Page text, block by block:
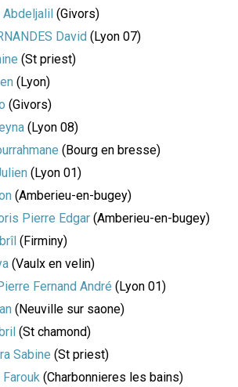
(Givors)
David (Lyon 07)
(St priest)
(Lyon)
(Givors)
(Lyon 08)
(Bourg en bresse)
(Lyon 01)
(Amberieu-en-bugey)
Pierre Edgar (Amberieu-en-bugey)
(Firminy)
(Vaulx en velin)
Fernand André (Lyon 01)
(Neuville sur saone)
(St chamond)
Sabine (St priest)
Farouk (Charbonnieres les bains)